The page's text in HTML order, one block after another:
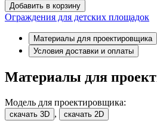
Добавить в корзину
Ограждения для детских площадок
Материалы для проектировщика
Условия доставки и оплаты
Материалы для
Модель для проектировщика:
скачать 3D , скачать 2D